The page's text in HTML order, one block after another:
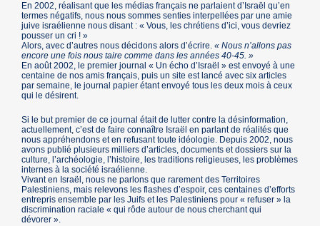
En 2002, réalisant que les médias français ne parlaient d’Israël qu’en
termes négatifs, nous nous sommes senties interpellées par une amie
juive israélienne nous disant : « Vous, les chrétiens d’ici, vous devriez
pousser un cri ! »
Alors, avec d’autres nous décidons alors d’écrire.« Nous n’allons pas
encore une fois nous taire comme dans les années 40-45. »
En août 2002, le premier journal « Un écho d’Israël » est envoyé à une
centaine de nos amis français, puis un site est lancé avec six articles
par semaine, le journal papier étant envoyé tous les deux mois à ceux
qui le désirent.
Si le but premier de ce journal était de lutter contre la désinformation,
actuellement, c’est de faire connaître Israël en parlant de réalités que
nous appréhendons et en refusant toute idéologie. Depuis 2002, nous
avons publié plusieurs milliers d’articles, documents et dossiers sur la
culture, l’archéologie, l’histoire, les traditions religieuses, les problèmes
internes à la société israélienne.
Vivant en Israël, nous ne parlons que rarement des Territoires
Palestiniens, mais relevons les flashes d’espoir, ces centaines d’efforts
entrepris ensemble par les Juifs et les Palestiniens pour « refuser » la
discrimination raciale « qui rôde autour de nous cherchant qui
dévorer ».